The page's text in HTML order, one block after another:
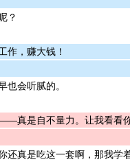
？
，赚大钱！
也会听腻的。
真是自不量力。让我看看你
真是吃这一套啊，那我学